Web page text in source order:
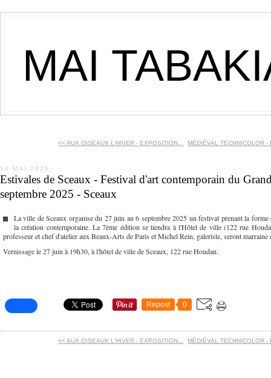
MAI
<< AUX OISEAUX L'HIVER - EXPOSITION... MÉDIÉVAL TECHNICOLOR
14 MAI 2025
Estivales de Sceaux - Festival d'art contemporain du
septembre 2025 - Sceaux
La ville de Sceaux organise du 27 juin au 6 septembre 2025 un festival prenant la forme
la création contemporaine. La 7ème édition se tiendra à l'Hôtel de ville (122 rue
professeur et chef d'atelier aux Beaux-Arts de Paris et Michel Rein, galeriste, seront marraine
Vernissage le 27 juin à 19h30, à l'hôtel de ville de Sceaux, 122 rue Houdan.
Repost 0
<< AUX OISEAUX L'HIVER - EXPOSITION... MÉDIÉVAL TECHNICOLOR